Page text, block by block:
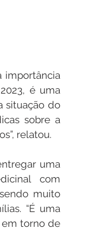
importância
é uma
situação do
sobre a
relatou.
uma
com
muito
“É uma
em torno de